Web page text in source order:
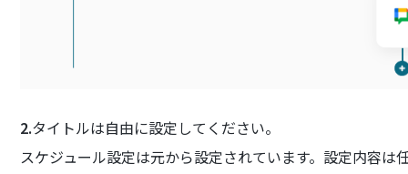
2.タイトルは自由に設定してください。
スケジュール設定は元から設定されています。設定内容は